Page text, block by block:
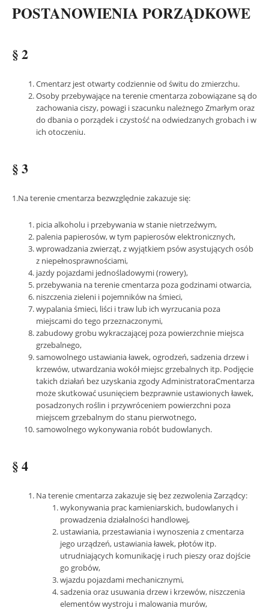
POSTANOWIENIA PORZĄDKOWE
§ 2
Cmentarz jest otwarty codziennie od świtu do zmierzchu.
Osoby przebywające na terenie cmentarza zobowiązane są do
zachowania ciszy, powagi i szacunku należnego Zmarłym oraz
do dbania o porządek i czystość na odwiedzanych grobach i w
ich otoczeniu.
§ 3
1.Na terenie cmentarza bezwzględnie zakazuje się:
picia alkoholu i przebywania w stanie nietrzeźwym,
palenia papierosów, w tym papierosów elektronicznych,
wprowadzania zwierząt, z wyjątkiem psów asystujących osób
z niepełnosprawnościami,
jazdy pojazdami jednośladowymi (rowery),
przebywania na terenie cmentarza poza godzinami otwarcia,
niszczenia zieleni i pojemników na śmieci,
wypalania śmieci, liści i traw lub ich wyrzucania poza
miejscami do tego przeznaczonymi,
zabudowy grobu wykraczającej poza powierzchnie miejsca
grzebalnego,
samowolnego ustawiania ławek, ogrodzeń, sadzenia drzew i
krzewów, utwardzania wokół miejsc grzebalnych itp. Podjęcie
takich działań bez uzyskania zgody AdministratoraCmentarza
może skutkować usunięciem bezprawnie ustawionych ławek,
posadzonych roślin i przywróceniem powierzchni poza
miejscem grzebalnym do stanu pierwotnego,
samowolnego wykonywania robót budowlanych.
§ 4
Na terenie cmentarza zakazuje się bez zezwolenia Zarządcy:
wykonywania prac kamieniarskich, budowlanych i
prowadzenia działalności handlowej,
ustawiania, przestawiania i wynoszenia z cmentarza
jego urządzeń, ustawiania ławek, płotów itp.
utrudniających komunikację i ruch pieszy oraz dojście
go grobów,
wjazdu pojazdami mechanicznymi,
sadzenia oraz usuwania drzew i krzewów, niszczenia
elementów wystroju i malowania murów,